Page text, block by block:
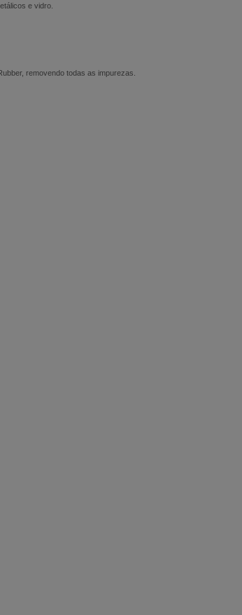
e vidro.
removendo todas as impurezas.
25ºC